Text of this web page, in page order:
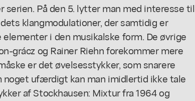
serien. På den 5. lytter man med interesse til
klangmodulationer, der samtidig er
i den musikalske form. De øvrige
grácz og Rainer Riehn forekommer mere
er det øvelsesstykker, som snarere
ufærdigt kan man imidlertid ikke tale
af Stockhausen: Mixtur fra 1964 og